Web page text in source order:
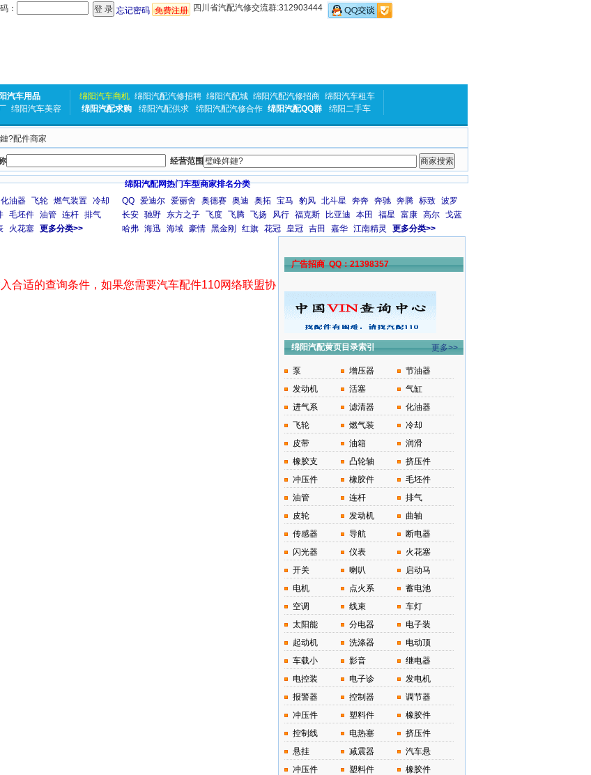
： 忘记密码 免费注册 四川省汽配汽修交流群:312903444
汽车用品
绵阳汽车美容
绵阳汽车商机 绵阳汽配汽修招聘 绵阳汽配城 绵阳汽配汽修招商 绵阳汽车租车
绵阳汽配求购
绵阳汽配供求 绵阳汽配汽修合作 绵阳汽配QQ群 绵阳二手车
?配件商家
经营范围
化油器 飞轮 燃气装置 冷却
毛坯件 油管 连杆 排气
火花塞 更多分类>>
绵阳汽配网热门车型商家排名分类
QQ 爱迪尔 爱丽舍 奥德赛 奥迪 奥拓 宝马 豹风 北斗星 奔奔 奔驰 奔腾 标致 波罗
长安 驰野 东方之子 飞度 飞腾 飞扬 风行 福克斯 比亚迪 本田 福星 富康 高尔 戈蓝
哈弗 海迅 海域 豪情 黑金刚 红旗 花冠 皇冠 吉田 嘉华 江南精灵 更多分类>>
合适的查询条件，如果您需要汽车配件110网络联盟协
广告招商 QQ：21398357
绵阳汽配黄页目录索引 更多>>
泵 增压器
节油器
发动机
活塞
气缸
进气系
滤清器
化油器
飞轮
燃气装
冷却
皮带
油箱
润滑
橡胶支
凸轮轴
挤压件
冲压件
橡胶件
毛坯件
油管
连杆
排气
皮轮
发动机
曲轴
传感器
导航
断电器
闪光器
仪表
火花塞
开关
喇叭
启动马
电机
点火系
蓄电池
空调
线束
车灯
太阳能
分电器
电子装
起动机
洗涤器
电动顶
车载小
影音
继电器
电控装
电子诊
发电机
报警器
控制器
调节器
冲压件
塑料件
橡胶件
控制线
电热塞
挤压件
悬挂
减震器
汽车悬
冲压件
塑料件
橡胶件